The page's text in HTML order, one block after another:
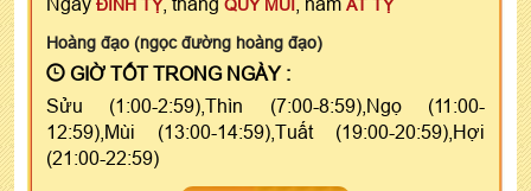
ĐINH TỴ QUÝ MÙI
ẤT TỴ
Hoàng đạo (ngọc đường hoàng đạo)
GIỜ TỐT TRONG NGÀY :
Sửu (1:00-2:59),Thìn (7:00-8:59),Ngọ (11:00-
12:59),Mùi (13:00-14:59),Tuất (19:00-20:59),Hợi
(21:00-22:59)